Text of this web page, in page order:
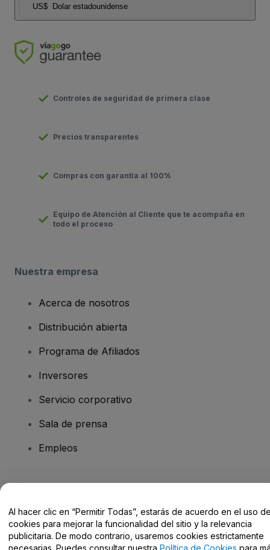
US$ Dolar estadounidense
Controles de seguridad de primera clase
Precios transparentes
Compras con garantía al 100%
Equipo de Atención al Cliente que te acompaña en
todo el proceso
Nuestra empresa
Acerca de nosotros
Distribución abierta
Programa de Afiliados
Inversores
Servicio corporativo
Sala de prensa
Empleos
Centro de Ayuda / Contacto
Al hacer clic en “Permitir Todas”, estarás de acuerdo en el uso
cookies para mejorar la funcionalidad del sitio y la relevancia
publicitaria. De modo contrario, usaremos cookies estrictamente
necesarias. Puedes consultar nuestra Política de Cookies para